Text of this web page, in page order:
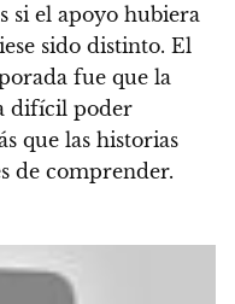
si el apoyo hubiera
sido distinto. El
fue que la
difícil poder
que las historias
de comprender.